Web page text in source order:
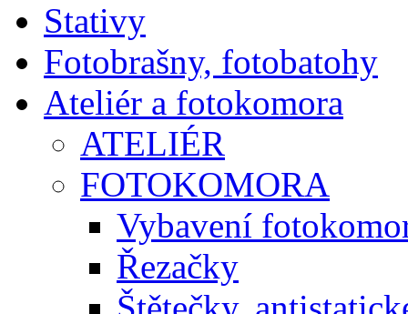
Stativy
Fotobrašny, fotobatohy
Ateliér a fotokomora
ATELIÉR
FOTOKOMORA
Vybavení
Řezačky